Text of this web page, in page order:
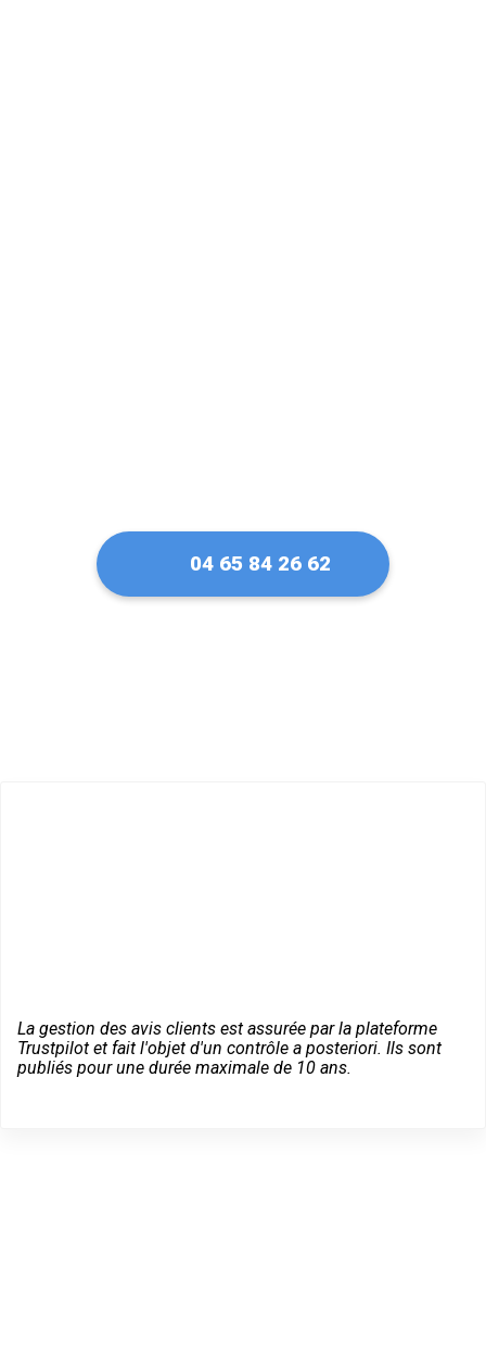
04 65 84 26 62
La gestion des avis clients est assurée par la plateforme
Trustpilot et fait l'objet d'un contrôle a posteriori. Ils sont
publiés pour une durée maximale de 10 ans.